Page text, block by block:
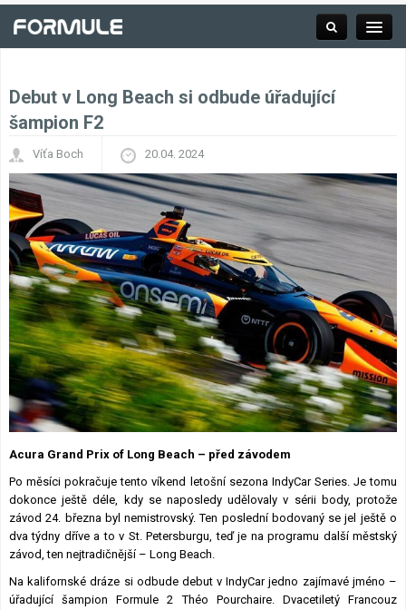
Závodní série
Kalendář F1
Výsledky F1
Týmy a jezdci F1
Okruhy F1
Lexikon F1
Debut v Long Beach si odbude úřadující
šampion F2
Víťa Boch 20.04. 2024
Acura Grand Prix of Long Beach – před závodem
Po měsíci pokračuje tento víkend letošní sezona IndyCar Series. Je tomu
dokonce ještě déle, kdy se naposledy udělovaly v sérii body, protože
závod 24. března byl nemistrovský. Ten poslední bodovaný se jel ještě o
dva týdny dříve a to v St. Petersburgu, teď je na programu další městský
závod, ten nejtradičnější – Long Beach.
Na kalifornské dráze si odbude debut v IndyCar jedno zajímavé jméno –
úřadující šampion Formule 2 Théo Pourchaire. Dvacetiletý Francouz